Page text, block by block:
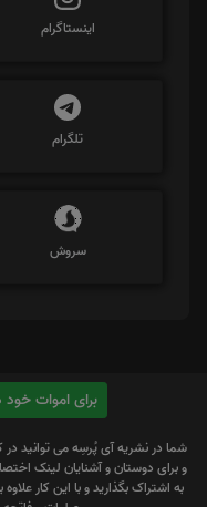
اینستاگرام
تلگرام
سروش
برای اموات خود در کمتر از 3
شما در نشریه آی پُرسِه می توانید
و برای دوستان و آشنایان لینک
به اشتراک بگذارید و با این کار